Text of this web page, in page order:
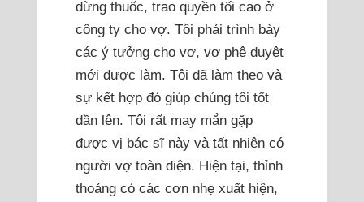
dừng thuốc, trao quyền tối cao ở
công ty cho vợ. Tôi phải trình bày
các ý tưởng cho vợ, vợ phê duyệt
mới được làm. Tôi đã làm theo và
sự kết hợp đó giúp chúng tôi tốt
dần lên. Tôi rất may mắn gặp
được vị bác sĩ này và tất nhiên có
người vợ toàn diện. Hiện tại, thỉnh
thoảng có các cơn nhẹ xuất hiện,